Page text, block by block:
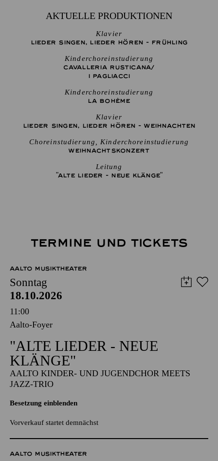
AKTUELLE PRODUKTIONEN
Klavier
LIEDER SINGEN, LIEDER HÖREN - FRÜHLING
Kinderchoreinstudierung
CAVALLERIA RUSTICANA/
I PAGLIACCI
Kinderchoreinstudierung
LA BOHÈME
Klavier
LIEDER SINGEN, LIEDER HÖREN - WEIHNACHTEN
Choreinstudierung, Kinderchoreinstudierung
WEIHNACHTS­KONZERT
Leitung
"ALTE LIEDER - NEUE KLÄNGE"
TERMINE UND TICKETS
AALTO MUSIKTHEATER
Sonntag
18.10.2026
11:00
Aalto-Foyer
"ALTE LIEDER - NEUE
KLÄNGE"
AALTO KINDER- UND JUGENDCHOR MEETS
JAZZ-TRIO
Besetzung einblenden
Vorverkauf startet demnächst
AALTO MUSIKTHEATER